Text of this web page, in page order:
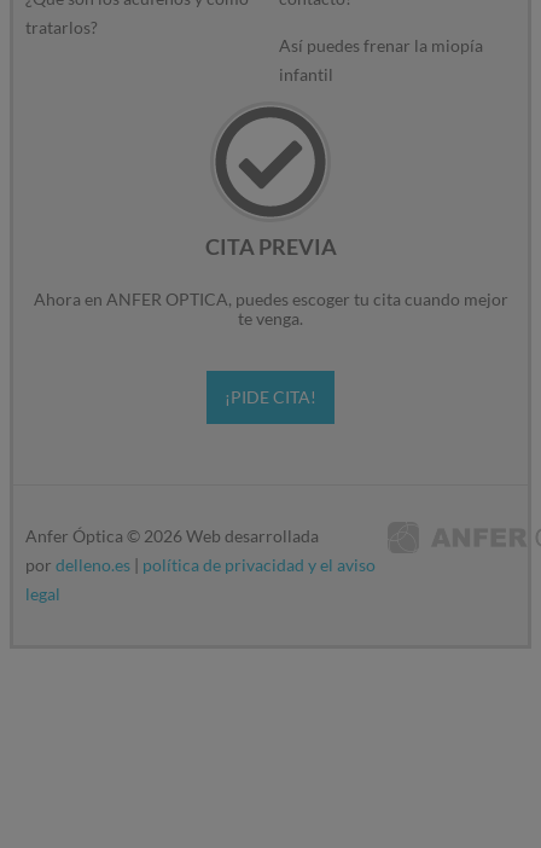
tratarlos?
Así puedes frenar la miopía
infantil
CITA PREVIA
Ahora en ANFER OPTICA, puedes escoger tu cita cuando mejor
te venga.
¡PIDE CITA!
Anfer Óptica © 2026Web desarrollada
por delleno.es | política de privacidad y el aviso
legal